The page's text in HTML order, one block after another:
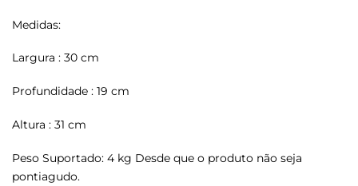
Medidas:
Largura : 30 cm
Profundidade : 19 cm
Altura : 31 cm
Peso Suportado: 4 kg Desde que o produto não seja
pontiagudo.